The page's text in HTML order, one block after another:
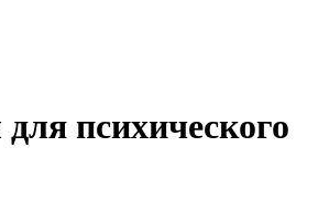
психического